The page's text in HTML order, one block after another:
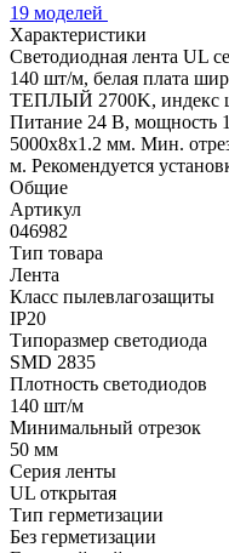
19 моделей
Характеристики
Светодиодная лента UL
140 шт/м, белая плата
ТЕПЛЫЙ 2700K, индекс
Питание 24 В, мощность
5000x8x1.2 мм. Мин.
м. Рекомендуется
Общие
Артикул
046982
Тип товара
Лента
Класс пылевлагозащиты
IP20
Типоразмер светодиода
SMD 2835
Плотность светодиодов
140 шт/м
Минимальный отрезок
50 мм
Серия ленты
UL открытая
Тип герметизации
Без герметизации